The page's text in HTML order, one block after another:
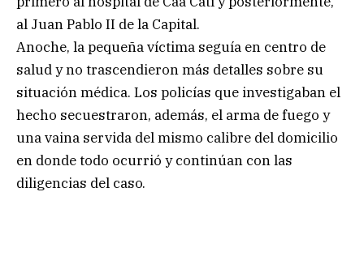
al Juan Pablo II de la Capital.
Anoche, la pequeña víctima seguía en centro de
salud y no trascendieron más detalles sobre su
situación médica. Los policías que investigaban el
hecho secuestraron, además, el arma de fuego y
una vaina servida del mismo calibre del domicilio
en donde todo ocurrió y continúan con las
diligencias del caso.